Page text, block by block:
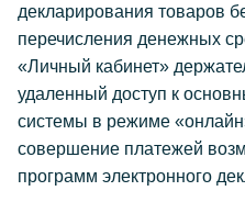
декларирования товаров
перечисления денежных
«Личный кабинет»
удаленный доступ к
системы в режиме
совершение платежей
программ электронного